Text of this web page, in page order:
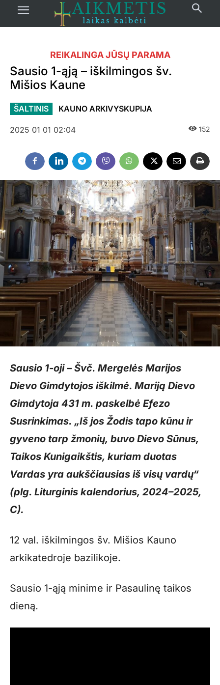
REIKALINGA JŪSŲ PARAMA
Sausio 1-ąją – iškilmingos šv.
Mišios Kaune
ŠALTINIS KAUNO ARKIVYSKUPIJA
2025 01 01 02:04 152
Sausio 1-oji – Švč. Mergelės Marijos
Dievo Gimdytojos iškilmė. Mariją Dievo
Gimdytoja 431 m. paskelbė Efezo
Susrinkimas. „Iš jos Žodis tapo kūnu ir
gyveno tarp žmonių, buvo Dievo Sūnus,
Taikos Kunigaikštis, kuriam duotas
Vardas yra aukščiausias iš visų vardų“
(plg. Liturginis kalendorius, 2024–2025,
C).
12 val. iškilmingos šv. Mišios Kauno
arkikatedroje bazilikoje.
Sausio 1-ąją minime ir Pasaulinę taikos
dieną.